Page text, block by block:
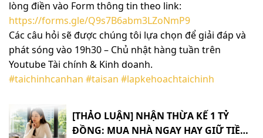
lòng điền vào Form thông tin theo link:
https://forms.gle/Q9s7B6abm3LZoNmP9
Các câu hỏi sẽ được chúng tôi lựa chọn để giải đáp và
phát sóng vào 19h30 – Chủ nhật hàng tuần trên
Youtube Tài chính & Kinh doanh.
#taichinhcanhan #taisan #lapkehoachtaichinh
[THẢO LUẬN] NHẬN THỪA KẾ 1 TỶ
ĐỒNG: MUA NHÀ NGAY HAY GIỮ TIỀN